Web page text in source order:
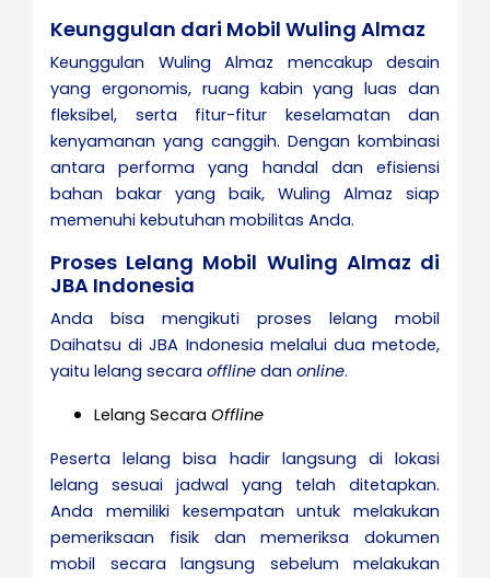
Keunggulan dari Mobil Wuling Almaz
Keunggulan Wuling Almaz mencakup desain
yang ergonomis, ruang kabin yang luas dan
fleksibel, serta fitur-fitur keselamatan dan
kenyamanan yang canggih. Dengan kombinasi
antara performa yang handal dan efisiensi
bahan bakar yang baik, Wuling Almaz siap
memenuhi kebutuhan mobilitas Anda.
Proses Lelang Mobil Wuling Almaz di
JBA Indonesia
Anda bisa mengikuti proses lelang mobil
Daihatsu di JBA Indonesia melalui dua metode,
yaitu lelang secara offline dan online.
Lelang Secara Offline
Peserta lelang bisa hadir langsung di lokasi
lelang sesuai jadwal yang telah ditetapkan.
Anda memiliki kesempatan untuk melakukan
pemeriksaan fisik dan memeriksa dokumen
mobil secara langsung sebelum melakukan